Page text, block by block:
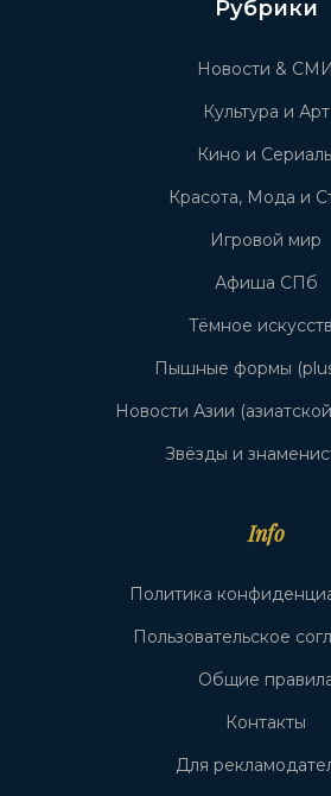
Рубрики
Новости & СМИ
Культура и Арт
Кино и
Красота, Мода и
Игровой мир
Афиша СПб
Тёмное
Пышные формы
Новости Азии
Звёзды и
Info
Политика
Пользовательское
Общие
Контакты
Для